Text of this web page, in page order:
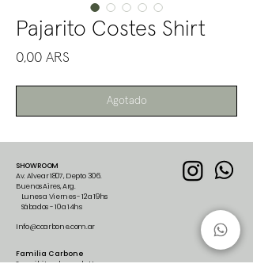
Pajarito Costes Shirt
0,00 ARS
Agotado
SHOWROOM
Av. Alvear 1807, Depto 306.
Buenos Aires, Arg.
Lunes a Viernes - 12 a 19hs
Sábados - 10 a 14hs
Info@ccarbone.com.ar
Familia Carbone
Suscribite al newsletter para